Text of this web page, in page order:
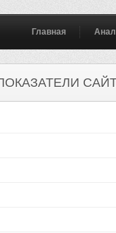
Главная